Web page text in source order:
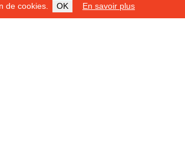
de cookies.
OK En savoir plus